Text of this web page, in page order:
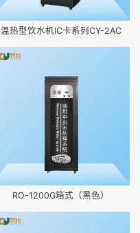
温热型饮水机IC卡系列CY-2AC
RO-1200G箱式（黑色）